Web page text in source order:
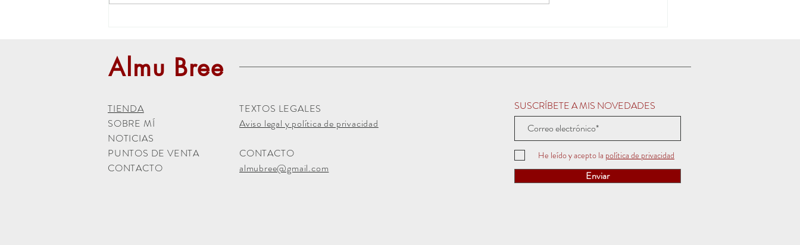
Almu Bree
TIENDA
SOBRE MÍ
NOTICIAS
PUNTOS DE VENTA
CONTACTO
TEXTOS LEGALES
Aviso legal y política de privacidad
CONTACTO
almubree@gmail.com
SUSCRÍBETE A MIS NOVEDADES
He leído y acepto la política de privacidad
Enviar